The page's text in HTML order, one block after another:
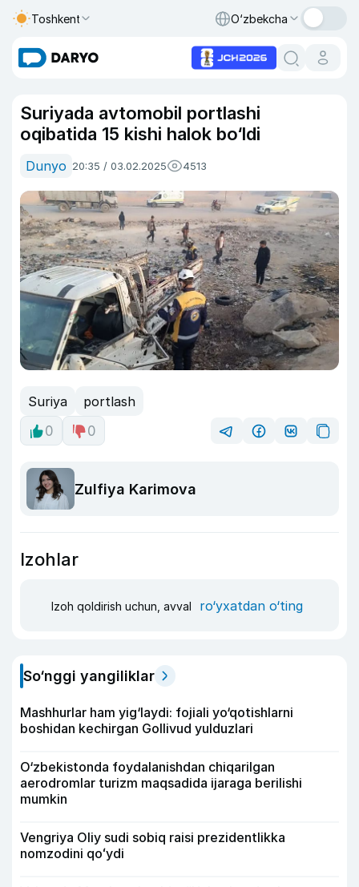
Toshkent O‘zbekcha
Suriyada avtomobil portlashi
oqibatida 15 kishi halok bo‘ldi
Dunyo 20:35 / 03.02.2025 4513
Suriya
portlash
0
0
Zulfiya Karimova
Izohlar
Izoh qoldirish uchun, avval ro‘yxatdan o‘ting
So‘nggi yangiliklar
Mashhurlar ham yig‘laydi: fojiali yo‘qotishlarni
boshidan kechirgan Gollivud yulduzlari
O‘zbekistonda foydalanishdan chiqarilgan
aerodromlar turizm maqsadida ijaraga berilishi
mumkin
Vengriya Oliy sudi sobiq raisi prezidentlikka
nomzodini qoʻydi